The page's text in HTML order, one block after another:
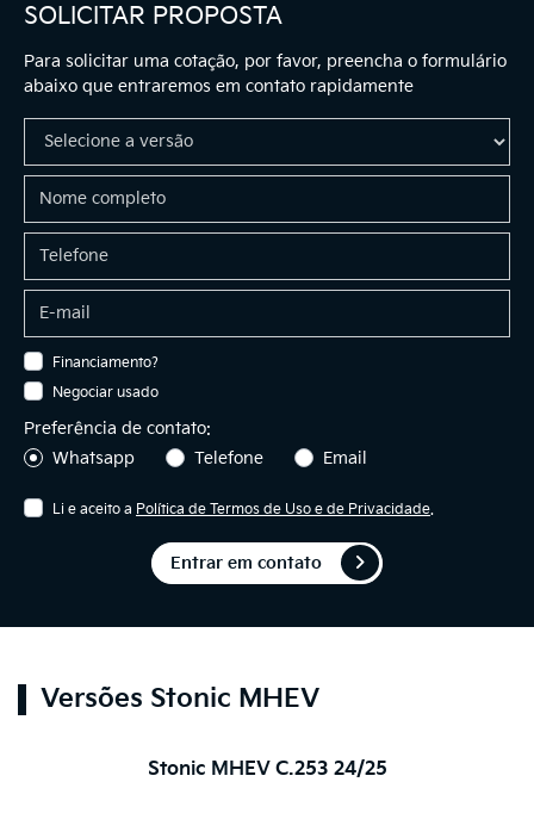
SOLICITAR PROPOSTA
Para solicitar uma cotação, por favor, preencha o formulário
abaixo que entraremos em contato rapidamente
Financiamento?
Negociar usado
Preferência de contato:
Whatsapp
Telefone Email
Li e aceito a Política de Termos de Uso e de Privacidade.
Entrar em contato
Versões Stonic MHEV
Stonic MHEV C.253 24/25